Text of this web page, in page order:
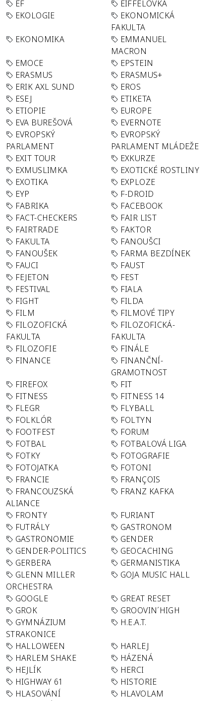
EF
EIFFELOVKA
EKOLOGIE
EKONOMICKÁ
FAKULTA
EKONOMIKA
EMMANUEL
MACRON
EMOCE
EPSTEIN
ERASMUS
ERASMUS+
ERIK AXL SUND
EROS
ESEJ
ETIKETA
ETIOPIE
EUROPE
EVA BUREŠOVÁ
EVERNOTE
EVROPSKÝ
PARLAMENT
EVROPSKÝ
PARLAMENT MLÁDEŽE
EXIT TOUR
EXKURZE
EXMUSLIMKA
EXOTICKÉ ROSTLINY
EXOTIKA
EXPLOZE
EYP
F-DROID
FABRIKA
FACEBOOK
FACT-CHECKERS
FAIR LIST
FAIRTRADE
FAKTOR
FAKULTA
FANOUŠCI
FANOUŠEK
FARMA BEZDÍNEK
FAUCI
FAUST
FEJETON
FEST
FESTIVAL
FIALA
FIGHT
FILDA
FILM
FILMOVÉ TIPY
FILOZOFICKÁ
FAKULTA
FILOZOFICKÁ-
FAKULTA
FILOZOFIE
FINÁLE
FINANCE
FINANČNÍ-
GRAMOTNOST
FIREFOX
FIT
FITNESS
FITNESS 14
FLEGR
FLYBALL
FOLKLÓR
FOLTYN
FOOTFEST
FORUM
FOTBAL
FOTBALOVÁ LIGA
FOTKY
FOTOGRAFIE
FOTOJATKA
FOTONI
FRANCIE
FRANÇOIS
FRANCOUZSKÁ
ALIANCE
FRANZ KAFKA
FRONTY
FURIANT
FUTRÁLY
GASTRONOM
GASTRONOMIE
GENDER
GENDER-POLITICS
GEOCACHING
GERBERA
GERMANISTIKA
GLENN MILLER
ORCHESTRA
GOJA MUSIC HALL
GOOGLE
GREAT RESET
GROK
GROOVIN´HIGH
GYMNÁZIUM
STRAKONICE
H.E.A.T.
HALLOWEEN
HARLEJ
HARLEM SHAKE
HÁZENÁ
HEJLÍK
HERCI
HIGHWAY 61
HISTORIE
HLASOVÁNÍ
HLAVOLAM